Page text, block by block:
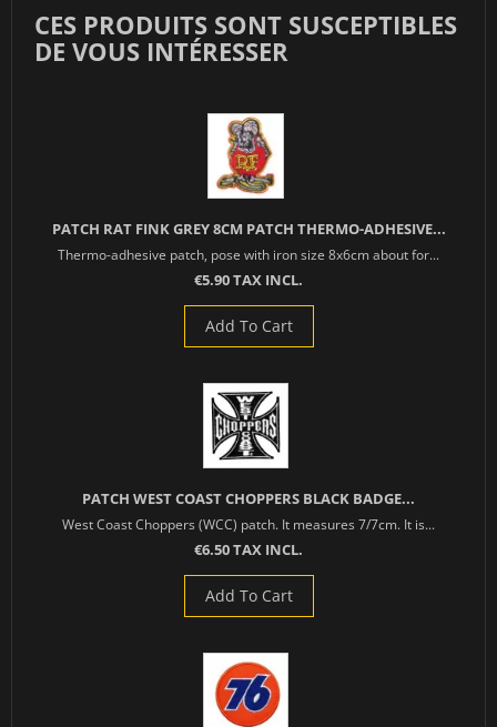
CES PRODUITS SONT SUSCEPTIBLES
DE VOUS INTÉRESSER
PATCH RAT FINK GREY 8CM PATCH THERMO-ADHESIVE...
Thermo-adhesive patch, pose with iron size 8x6cm about for...
€5.90 TAX INCL.
Add To Cart
PATCH WEST COAST CHOPPERS BLACK BADGE...
West Coast Choppers (WCC) patch. It measures 7/7cm. It is...
€6.50 TAX INCL.
Add To Cart